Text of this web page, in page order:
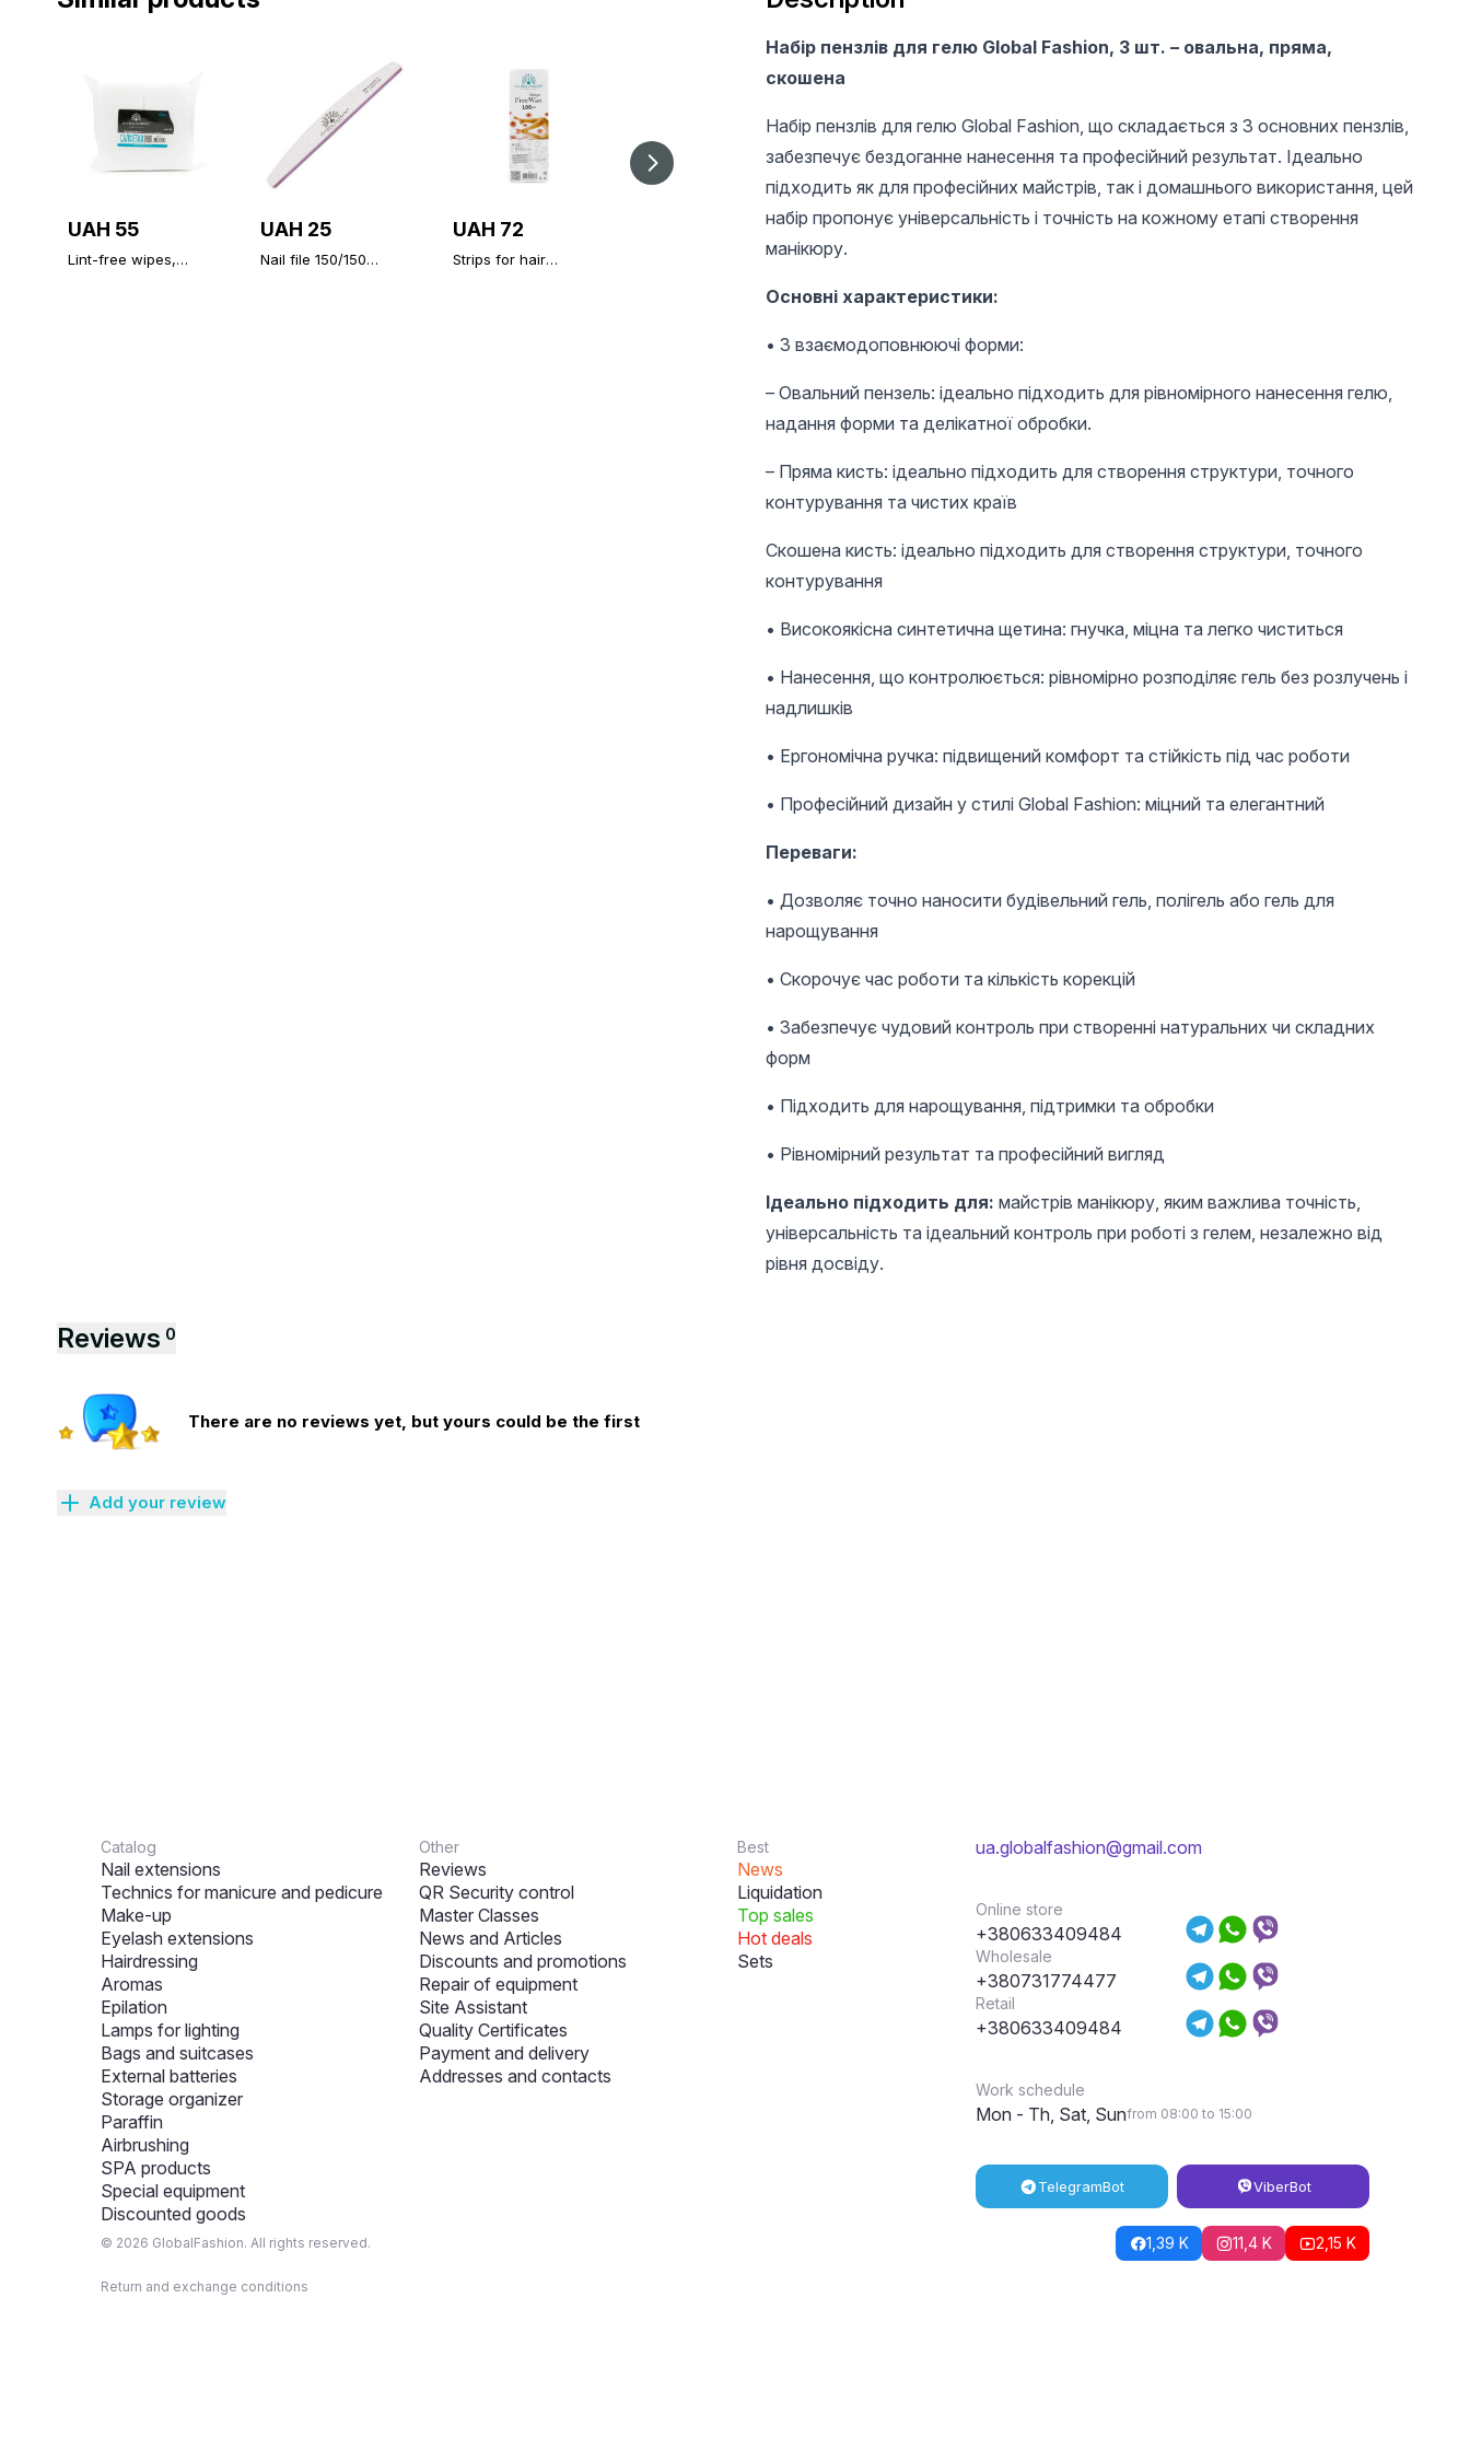
UAH 55
Lint-free wipes,
UAH 25
Nail file 150/150
UAH 72
Strips for hair
Hair removal strips in
UAH 20
Painting Brush 0 (11
Global Fashion
UAH 65 UAH 17
Набір пензлів для гелю Global Fashion, 3 шт. – овальна, пряма,
скошена
Набір пензлів для гелю Global Fashion, що складається з 3 основних пензлів,
забезпечує бездоганне нанесення та професійний результат. Ідеально
підходить як для професійних майстрів, так і домашнього використання, цей
набір пропонує універсальність і точність на кожному етапі створення
манікюру.
Основні характеристики:
• 3 взаємодоповнюючі форми:
– Овальний пензель: ідеально підходить для рівномірного нанесення гелю,
надання форми та делікатної обробки.
– Пряма кисть: ідеально підходить для створення структури, точного
контурування та чистих країв
Скошена кисть: ідеально підходить для створення структури, точного
контурування
• Високоякісна синтетична щетина: гнучка, міцна та легко чиститься
• Нанесення, що контролюється: рівномірно розподіляє гель без розлучень і
надлишків
• Ергономічна ручка: підвищений комфорт та стійкість під час роботи
• Професійний дизайн у стилі Global Fashion: міцний та елегантний
Переваги:
• Дозволяє точно наносити будівельний гель, полігель або гель для
нарощування
• Скорочує час роботи та кількість корекцій
• Забезпечує чудовий контроль при створенні натуральних чи складних
форм
• Підходить для нарощування, підтримки та обробки
• Рівномірний результат та професійний вигляд
Ідеально підходить для: майстрів манікюру, яким важлива точність,
універсальність та ідеальний контроль при роботі з гелем, незалежно від
рівня досвіду.
Reviews 0
There are no reviews yet, but yours could be the first
Add your review
Catalog
Nail extensions
Technics for manicure and pedicure
Make-up
Eyelash extensions
Hairdressing
Aromas
Epilation
Lamps for lighting
Bags and suitcases
External batteries
Storage organizer
Paraffin
Airbrushing
SPA products
Special equipment
Discounted goods
Other
Reviews
QR Security control
Master Classes
News and Articles
Discounts and promotions
Repair of equipment
Site Assistant
Quality Certificates
Payment and delivery
Addresses and contacts
Best
News
Liquidation
Top sales
Hot deals
Sets
ua.globalfashion@gmail.com
Online store
+380633409484
Wholesale
+380731774477
Retail
+380633409484
Work schedule
Mon - Th, Sat, Sunfrom 08:00 to 15:00
TelegramBot ViberBot
© 2026 GlobalFashion. All rights reserved. 1,39 K 11,4 K 2,15 K
Return and exchange conditions